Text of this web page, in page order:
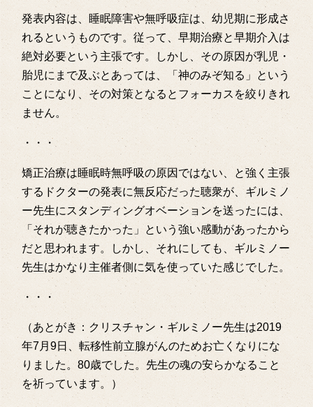
発表内容は、睡眠障害や無呼吸症は、幼児期に形成さ
れるというものです。従って、早期治療と早期介入は
絶対必要という主張です。しかし、その原因が乳児・
胎児にまで及ぶとあっては、「神のみぞ知る」という
ことになり、その対策となるとフォーカスを絞りきれ
ません。
・・・
矯正治療は睡眠時無呼吸の原因ではない、と強く主張
するドクターの発表に無反応だった聴衆が、ギルミノ
ー先生にスタンディングオベーションを送ったには、
「それが聴きたかった」という強い感動があったから
だと思われます。しかし、それにしても、ギルミノー
先生はかなり主催者側に気を使っていた感じでした。
・・・
（あとがき：クリスチャン・ギルミノー先生は2019
年7月9日、転移性前立腺がんのためお亡くなりにな
りました。80歳でした。先生の魂の安らかなること
を祈っています。）